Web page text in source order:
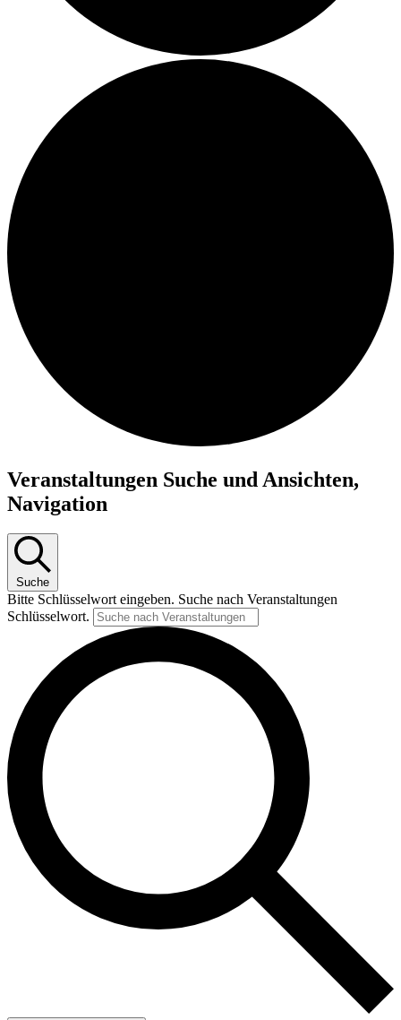
Veranstaltungen
Veranstaltungen Suche und Ansichten,
Navigation
Suche
Bitte Schlüsselwort eingeben. Suche nach Veranstaltungen
Schlüsselwort.